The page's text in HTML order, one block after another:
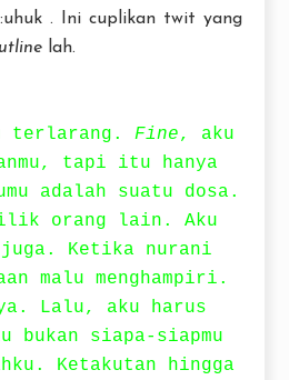
. Ini cuplikan twit yang
lah.
terlarang. Fine, aku
tapi itu hanya
adalah suatu dosa.
orang lain. Aku
Ketika nurani
malu menghampiri.
Lalu, aku harus
bukan siapa-siapmu
Ketakutan hingga